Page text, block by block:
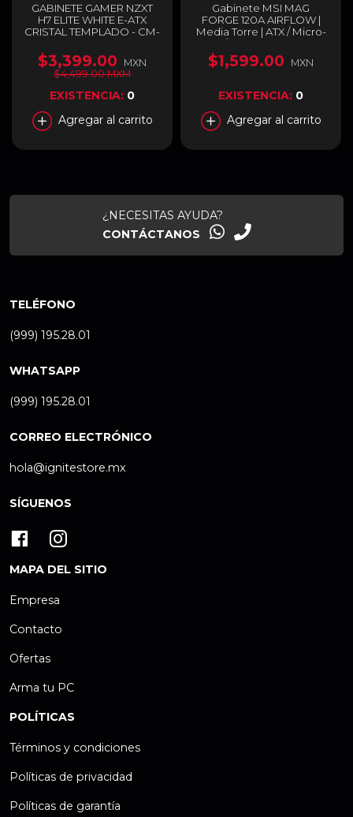
GABINETE GAMER NZXT
H7 ELITE WHITE E-ATX
CRISTAL TEMPLADO - CM-
$3,399.00
MXN
$4,499.00 MXM
EXISTENCIA: 0
Agregar al carrito
Gabinete MSI MAG
FORGE 120A AIRFLOW |
Media Torre | ATX / Micro-
ATX / Mini-ITX | USB 3.2 |
Cristal Templado | MAG
FORGE 120A AIRFLOW
$1,599.00 MXN
EXISTENCIA: 0
Agregar al carrito
¿NECESITAS AYUDA?
CONTÁCTANOS
TELÉFONO
(999) 195.28.01
WHATSAPP
(999) 195.28.01
CORREO ELECTRÓNICO
hola@ignitestore.mx
SÍGUENOS
MAPA DEL SITIO
Empresa
Contacto
Ofertas
Arma tu PC
POLÍTICAS
Términos y condiciones
Políticas de privacidad
Políticas de garantía